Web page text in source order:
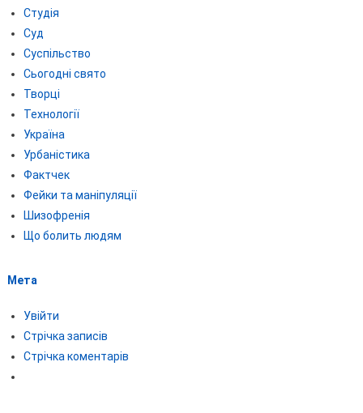
Студія
Суд
Суспільство
Сьогодні свято
Творці
Технології
Україна
Урбаністика
Фактчек
Фейки та маніпуляції
Шизофренія
Що болить людям
Мета
Увійти
Стрічка записів
Стрічка коментарів